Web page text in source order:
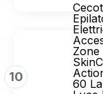
10
Zone
60